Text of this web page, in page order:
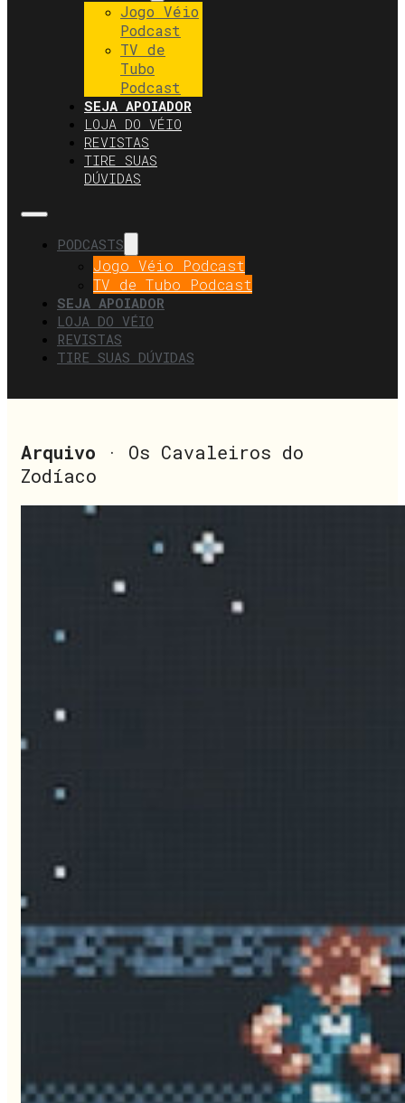
Jogo Véio
Podcast
TV de
Tubo
Podcast
SEJA APOIADOR
LOJA DO VÉIO
REVISTAS
TIRE SUAS
DÚVIDAS
PODCASTS
Jogo Véio Podcast
TV de Tubo Podcast
SEJA APOIADOR
LOJA DO VÉIO
REVISTAS
TIRE SUAS DÚVIDAS
Arquivo · Os Cavaleiros do
Zodíaco